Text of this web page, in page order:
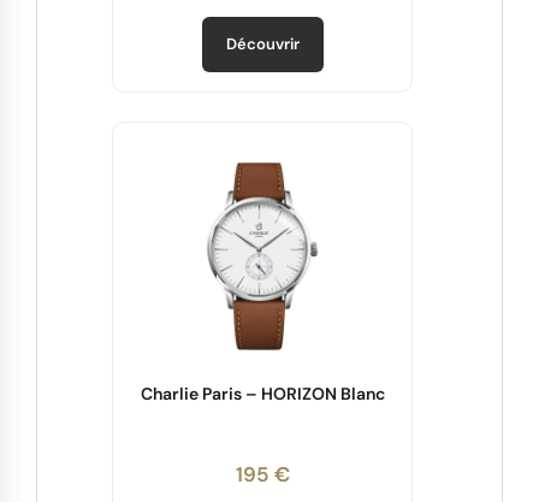
Découvrir
Charlie Paris – HORIZON Blanc
195 €